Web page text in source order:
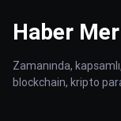
Haber
Zamanında,
blockchain, kripto